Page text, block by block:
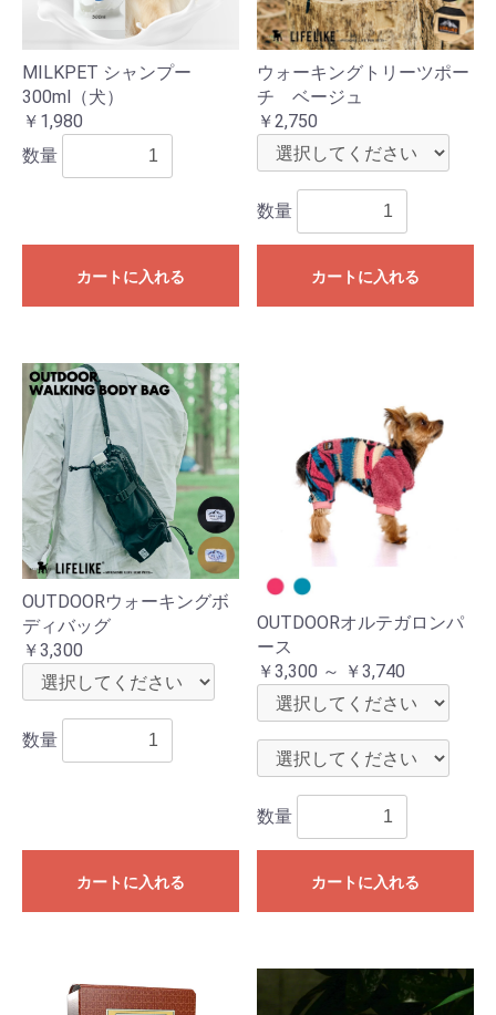
MILKPET シャンプー
300ml（犬）
￥1,980
数量
カートに入れる
ウォーキングトリーツポー
チ ベージュ
￥2,750
数量
カートに入れる
OUTDOORウォーキングボ
ディバッグ
￥3,300
数量
カートに入れる
OUTDOORオルテガロンパ
ース
￥3,300 ～ ￥3,740
数量
カートに入れる